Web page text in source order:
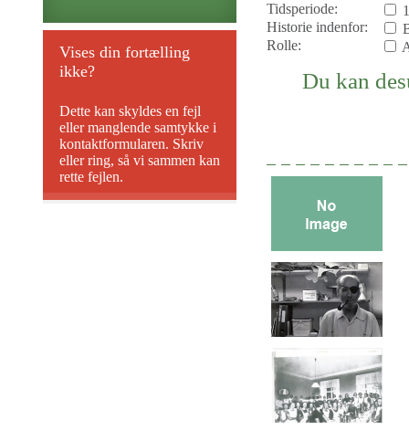
Tidsperiode:
Historie indenfor:
Rolle:
Du kan
Vises din fortælling
ikke?
Dette kan skyldes en fejl
eller manglende samtykke i
kontaktformularen. Skriv
eller ring, så vi sammen kan
rette fejlen.